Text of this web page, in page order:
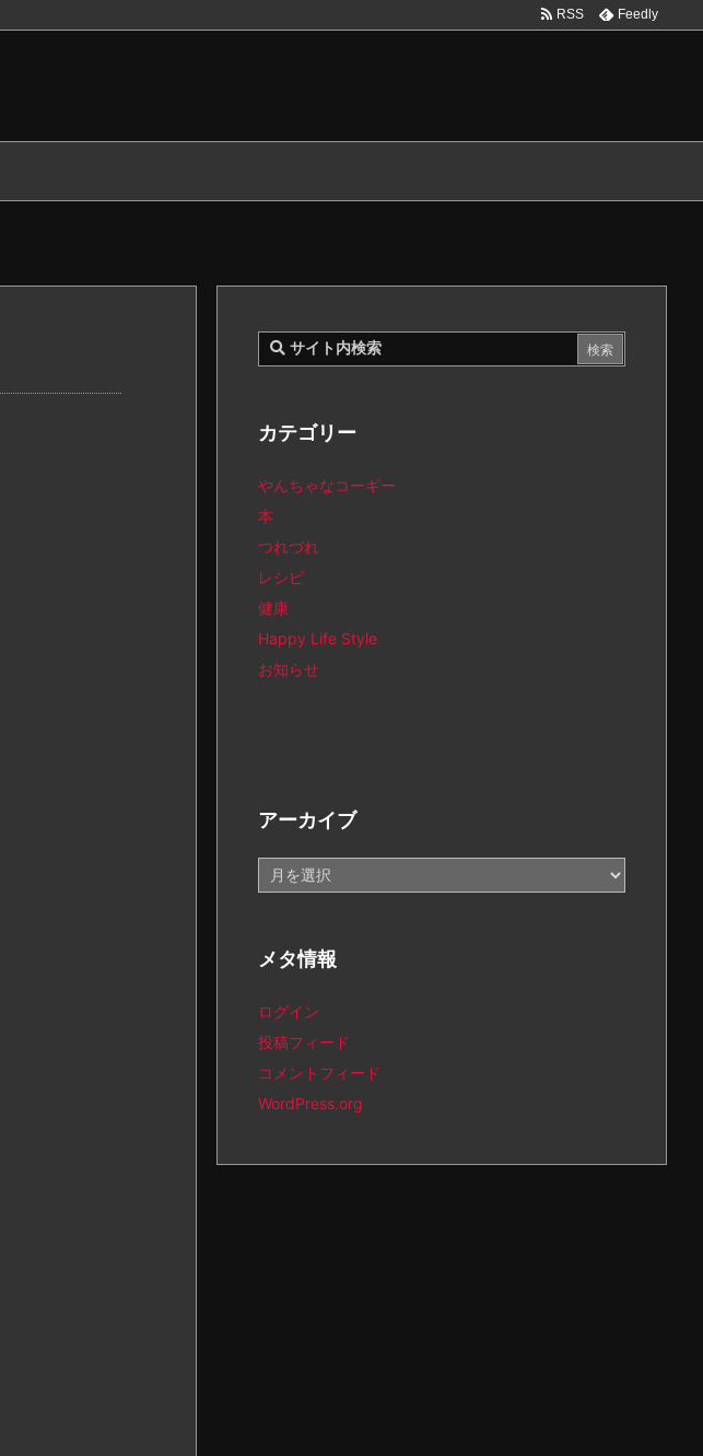
RSS Feedly
カテゴリー
やんちゃなコーギー
本
つれづれ
レシピ
健康
Happy Life Style
お知らせ
アーカイブ
ー
ブ
メタ情報
ログイン
投稿フィード
コメントフィード
WordPress.org